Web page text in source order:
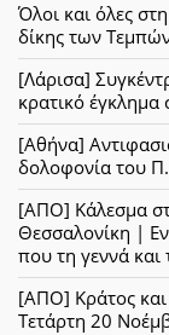
Όλοι και όλες
δίκης των
[Λάρισα]
κρατικό έγκλημα
[Αθήνα]
δολοφονία του
[ΑΠΟ] Κάλεσμα
Θεσσαλονίκη |
που τη γεννά και
[ΑΠΟ] Κράτος
Τετάρτη 20